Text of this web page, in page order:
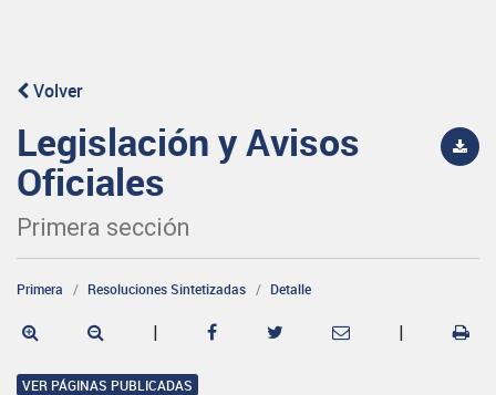
Volver
Legislación y Avisos
Oficiales
Primera sección
Primera Resoluciones Sintetizadas Detalle
| |
VER PÁGINAS PUBLICADAS